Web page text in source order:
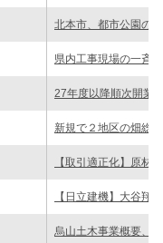
北本市、都市公園の
県内工事現場の一斉
27年度以降順次開業
新規で２地区の畑総
【取引適正化】原材
【日立建機】大谷翔
烏山土木事業概要、